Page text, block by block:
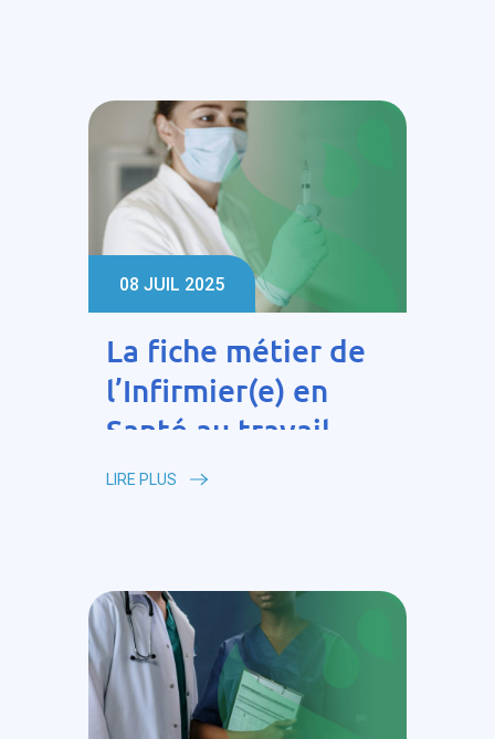
08 JUIL 2025
La fiche métier de
l’Infirmier(e) en
Santé au travail
LIRE PLUS